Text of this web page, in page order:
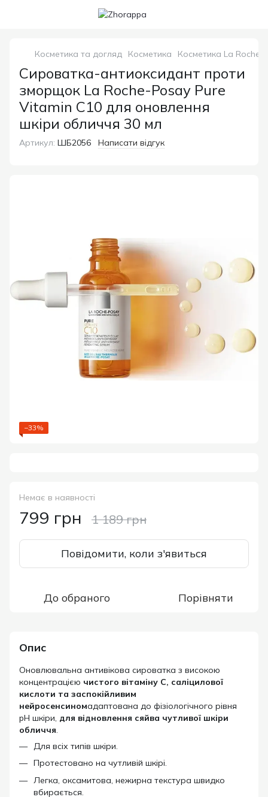
Косметика та догляд Косметика Косметика La Roche-
Сироватка-антиоксидант проти
зморщок La Roche-Posay Pure
Vitamin C10 для оновлення
шкіри обличчя 30 мл
Артикул: ШБ2056 Написати відгук
−33%
Немає в наявності
799 грн 1 189 грн
Повідомити, коли з'явиться
До обраного Порівняти
Опис
Оновлювальна антивікова сироватка з високою
концентрацією чистого вітаміну С, саліцилової
кислоти та заспокійливим
нейросенсиномадаптована до фізіологічного рівня
pH шкіри, для відновлення сяйва чутливої шкіри
обличчя.
Для всіх типів шкіри.
Протестовано на чутливій шкірі.
Легка, оксамитова, нежирна текстура швидко
вбирається.